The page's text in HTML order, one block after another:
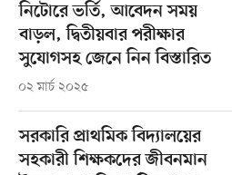
নিটোরে ভর্তি, আবেদন সময়
বাড়ল, দ্বিতীয়বার পরীক্ষার
সুযোগসহ জেনে নিন বিস্তারিত
০২ মার্চ ২০২৫
সরকারি প্রাথমিক বিদ্যালয়ের
সহকারী শিক্ষকদের জীবনমান